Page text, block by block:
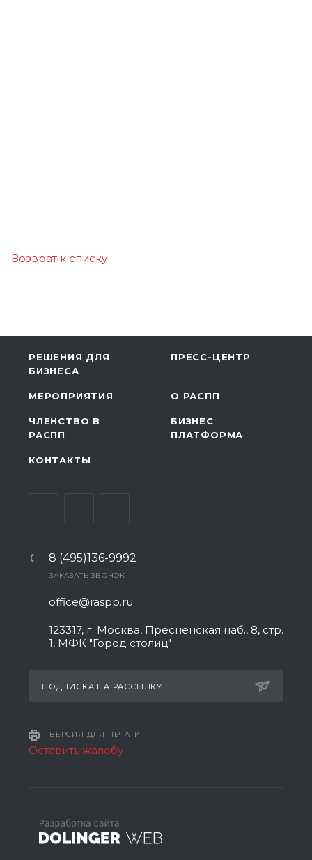
Возврат к списку
РЕШЕНИЯ ДЛЯ
БИЗНЕСА
ПРЕСС-ЦЕНТР
МЕРОПРИЯТИЯ О РАСПП
ЧЛЕНСТВО В
РАСПП
БИЗНЕС
ПЛАТФОРМА
КОНТАКТЫ
8 (495)136-9992
ЗАКАЗАТЬ ЗВОНОК
office@raspp.ru
123317, г. Москва, Пресненская наб., 8, стр.
1, МФК "Город столиц"
ПОДПИСКА НА РАССЫЛКУ
ВЕРСИЯ ДЛЯ ПЕЧАТИ
Оставить жалобу